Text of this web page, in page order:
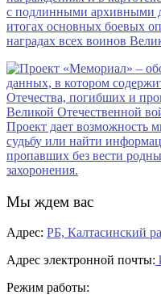
Мы ждем вас
Адрес: РБ, Калтасинский
Адрес электронной почты:
Режим работы: